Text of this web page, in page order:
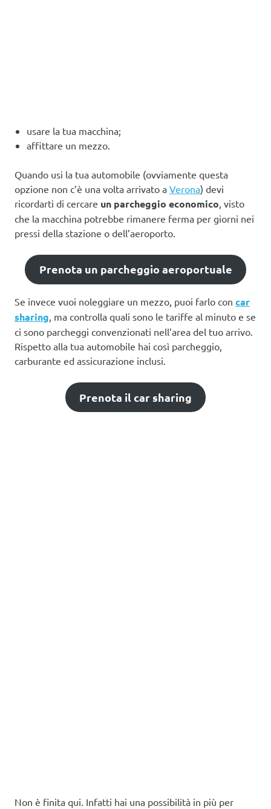
usare la tua macchina;
affittare un mezzo.
Quando usi la tua automobile (ovviamente questa
opzione non c’è una volta arrivato a Verona) devi
ricordarti di cercare un parcheggio economico , visto
che la macchina potrebbe rimanere ferma per giorni nei
pressi della stazione o dell’aeroporto.
Prenota un parcheggio aeroportuale
Se invece vuoi noleggiare un mezzo, puoi farlo con car
sharing, ma controlla quali sono le tariffe al minuto e se
ci sono parcheggi convenzionati nell’area del tuo arrivo.
Rispetto alla tua automobile hai così parcheggio,
carburante ed assicurazione inclusi.
Prenota il car sharing
Non è finita qui. Infatti hai una possibilità in più per